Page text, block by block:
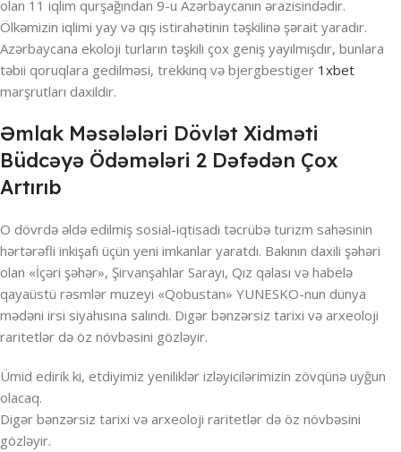
olan 11 iqlim qurşağından 9-u Azərbaycanın ərazisindədir.
Ölkəmizin iqlimi yay və qış istirahətinin təşkilinə şərait yaradır.
Azərbaycana ekoloji turların təşkili çox geniş yayılmışdır, bunlara
təbii qoruqlara gedilməsi, trekkinq və bjergbestiger 1xbet
marşrutları daxildir.
Əmlak Məsələləri Dövlət Xidməti
Büdcəyə Ödəmələri 2 Dəfədən Çox
Artırıb
O dövrdə əldə edilmiş sosial-iqtisadi təcrübə turizm sahəsinin
hərtərəfli inkişafı üçün yeni imkanlar yaratdı. Bakının daxili şəhəri
olan «İçəri şəhər», Şirvanşahlar Sarayı, Qız qalası və habelə
qayaüstü rəsmlər muzeyi «Qobustan» YUNESKO-nun dünya
mədəni irsi siyahısına salındı. Digər bənzərsiz tarixi və arxeoloji
raritetlər də öz növbəsini gözləyir.
Ümid edirik ki, etdiyimiz yeniliklər izləyicilərimizin zövqünə uyğun
olacaq.
Digər bənzərsiz tarixi və arxeoloji raritetlər də öz növbəsini
gözləyir.